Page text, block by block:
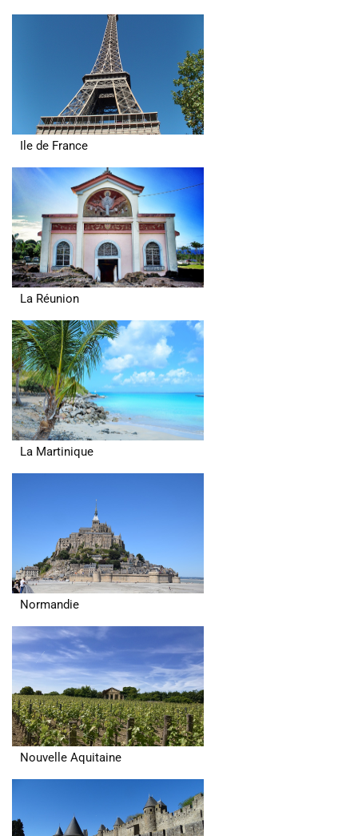
Ile de France
La Réunion
La Martinique
Normandie
Nouvelle Aquitaine